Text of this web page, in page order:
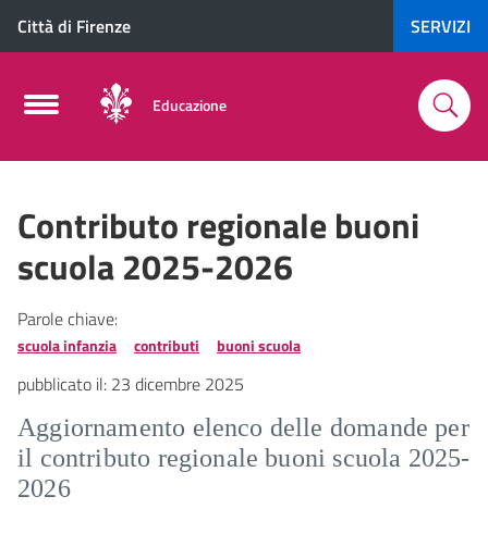
Città di Firenze SERVIZI
Educazione
Contributo regionale buoni
scuola 2025-2026
Parole chiave:
scuola infanzia contributi buoni scuola
pubblicato il: 23 dicembre 2025
Aggiornamento elenco delle domande per
il contributo regionale buoni scuola 2025-
2026